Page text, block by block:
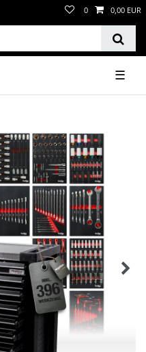
0 0,00 EUR
☰